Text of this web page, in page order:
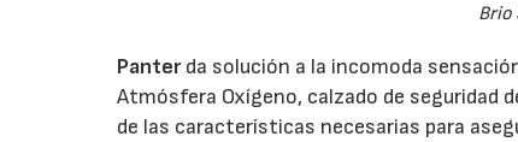
Brio
Panterda solución a la incomoda
Atmósfera Oxígeno, calzado de seguridad
de las características necesarias para